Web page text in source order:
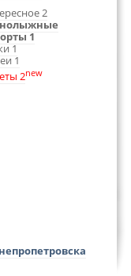
2
1
1
1
2new